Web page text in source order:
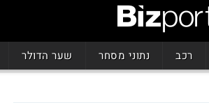
רכב נתוני מסחר שער הדולר